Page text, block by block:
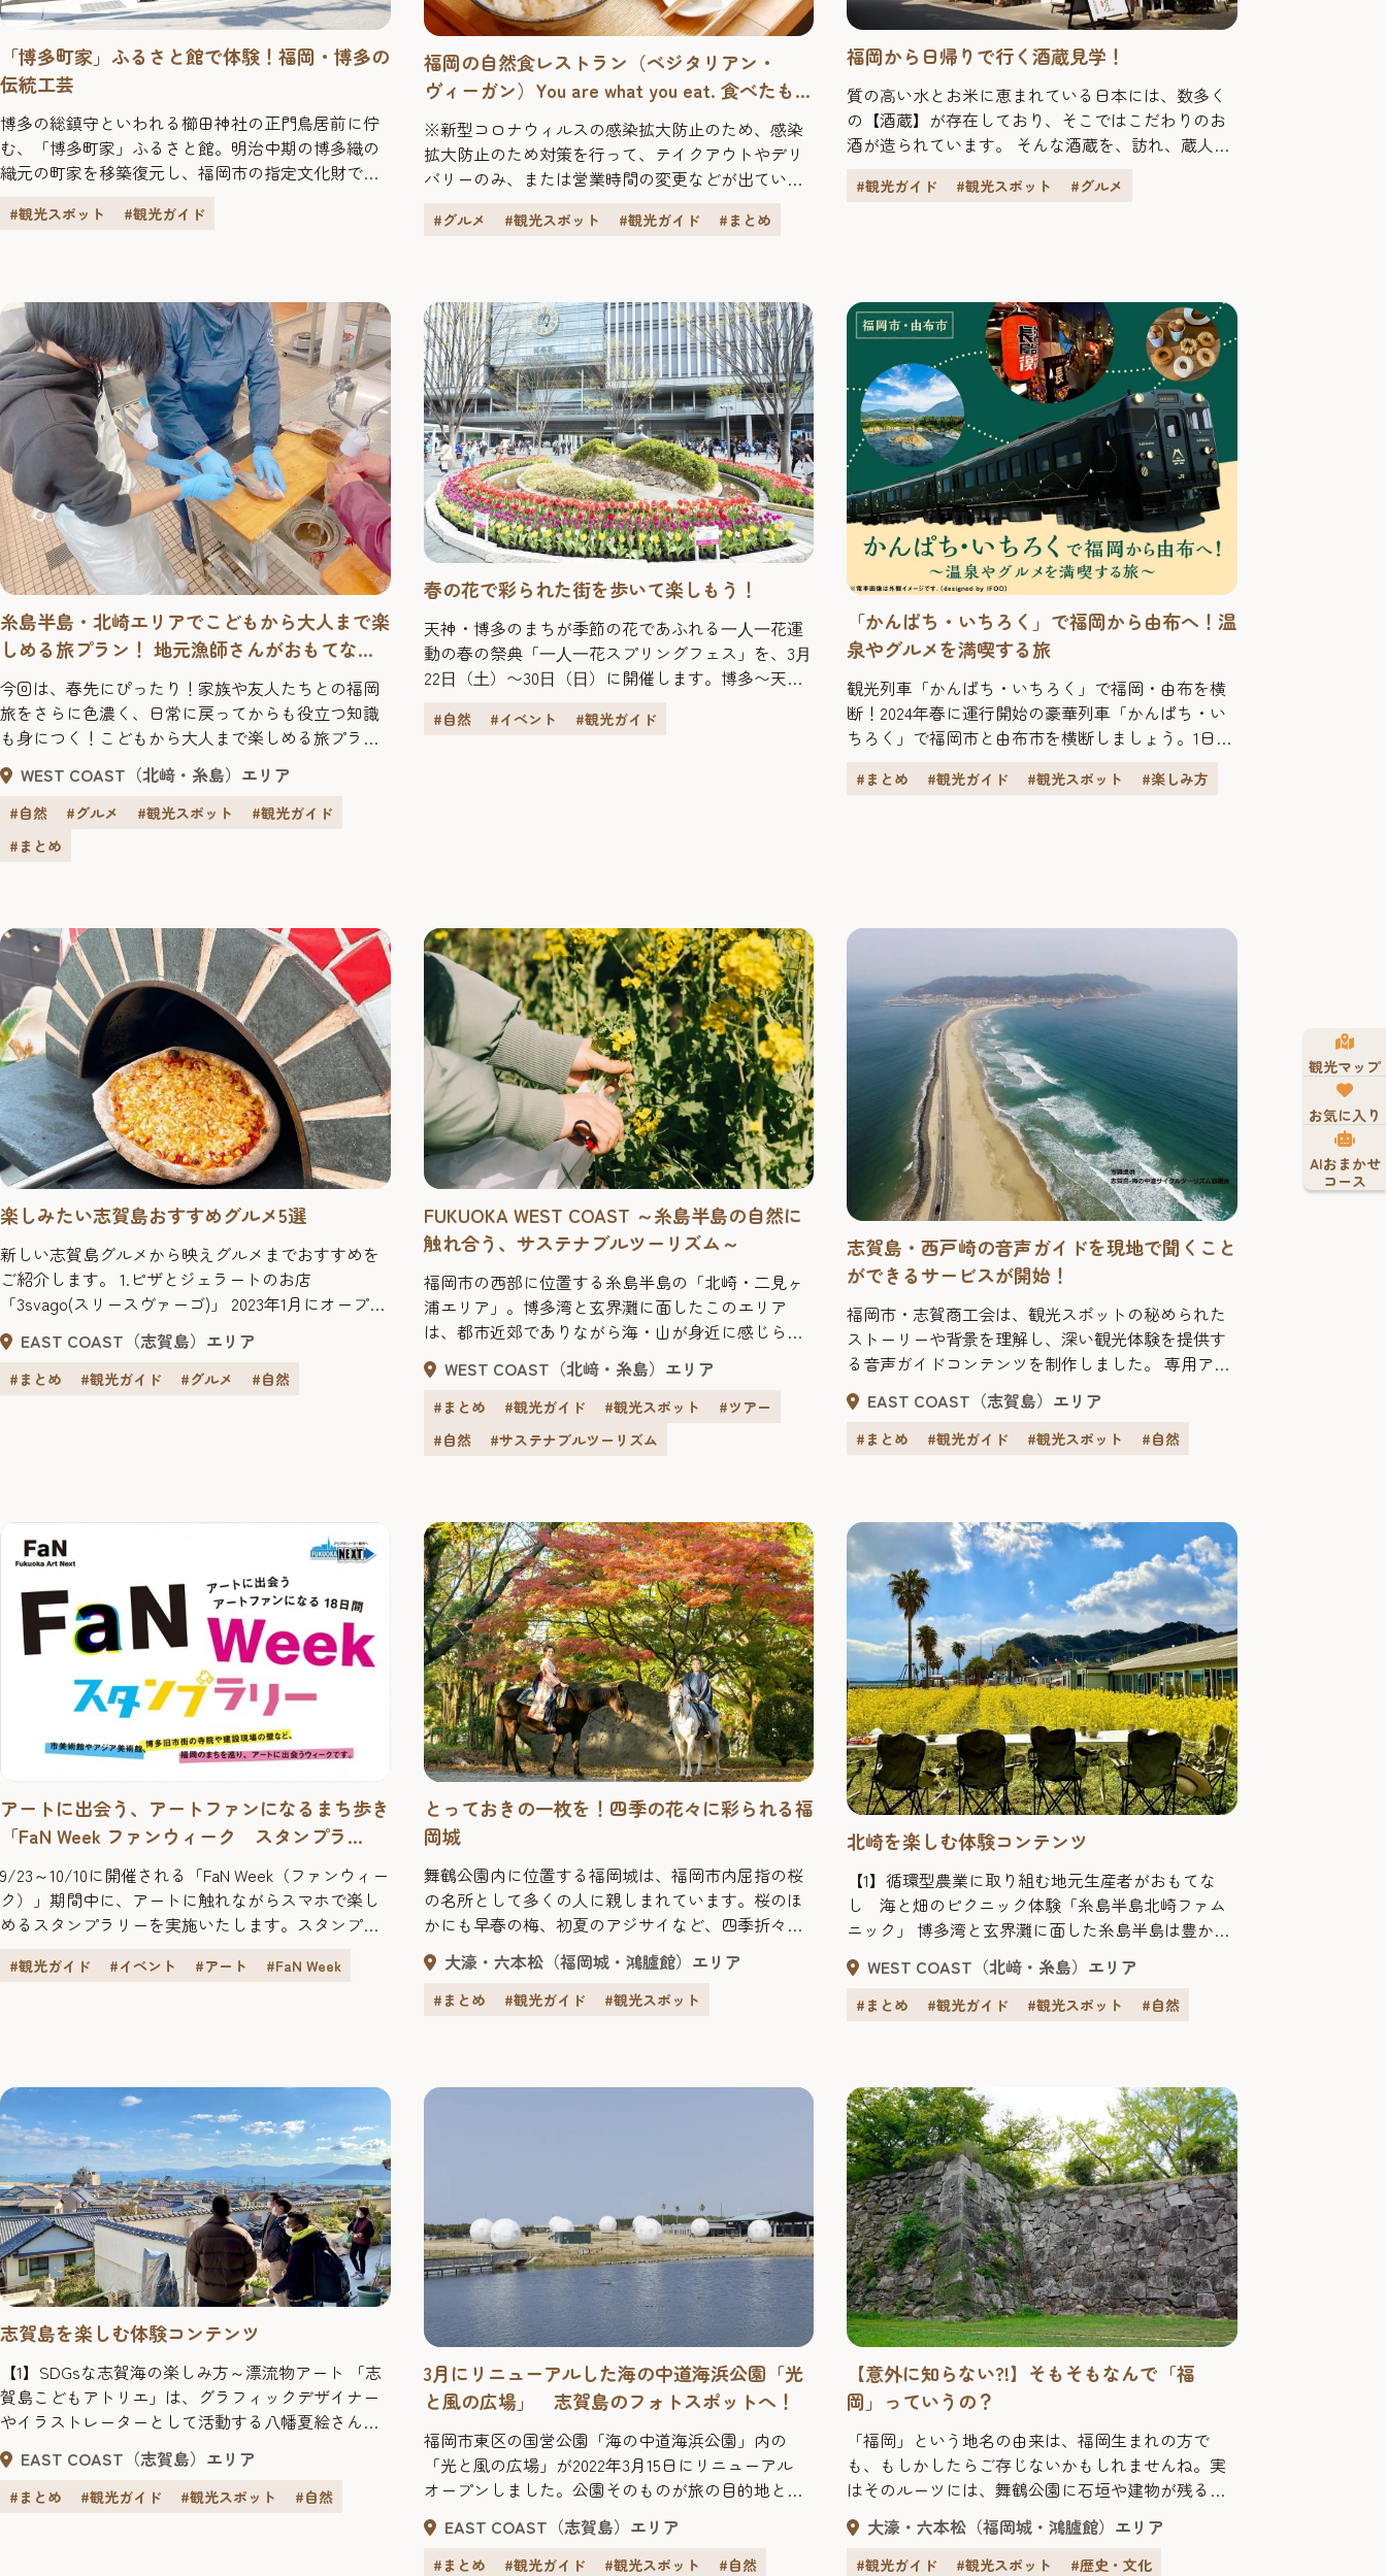
「博多町家」ふるさと館で体験！福岡・博多の
伝統工芸
博多の総鎮守といわれる櫛田神社の正門鳥居前に佇
む、「博多町家」ふるさと館。明治中期の博多織の
織元の町家を移築復元し、福岡市の指定文化財であ
岡・博多を代表するお祭りの博多
行われている「展示棟」の３棟で構成されていま
す。博多の伝統工芸を目で見て...
#観光スポット #観光ガイド
福岡の自然食レストラン（ベジタリアン・
ヴィーガン）You are what you eat. 食べたもの
があなたを創る。
※新型コロナウィルスの感染拡大防止のため、感染
拡大防止のため対策を行って、テイクアウトやデリ
バリーのみ、または営業時間の変更などが出ている
い。また、来店の際にマスクの着用、手指の消毒、
#グルメ #観光スポット #観光ガイド #まとめ
福岡から日帰りで行く酒蔵見学！
質の高い水とお米に恵まれている日本には、数多く
の【酒蔵】が存在しており、そこではこだわりのお
酒が造られています。 そんな酒蔵を、訪れ、蔵人と
地元の人や文化にも触れ、郷土料理を味わう。近
#観光ガイド #観光スポット #グルメ
糸島半島・北崎エリアでこどもから大人まで楽
しめる旅プラン！ 地元漁師さんがおもてな
し 日常でも活かせる漁師のお仕事体験！
今回は、春先にぴったり！家族や友人たちとの福岡
旅をさらに色濃く、日常に戻ってからも役立つ知識
も身につく！こどもから大人まで楽しめる旅プラン
をご提案します。福岡市街から車で片道1時間程度の
糸島半島にある西区二見ヶ浦。自然や食、利便性も
よく魅力的で人気のエリアです。今回はその中でも
風情ある西浦漁港で、地元の方と触れ合える貴重な
体験です。
WEST COAST（北﨑・糸島）エリア
#自然 #グルメ #観光スポット
#観光ガイド
#まとめ
春の花で彩られた街を歩いて楽しもう！
天神・博多のまちが季節の花であふれる⼀⼈⼀花運
動の春の祭典「⼀⼈⼀花スプリングフェス」を、3⽉
22⽇（⼟）〜30⽇（⽇）に開催します。博多〜天
⼩学校や地域、企業、ボランティア団体のみなさん
#自然 #イベント #観光ガイド
「かんぱち・いちろく」で福岡から由布へ！温
泉やグルメを満喫する旅
観光列車「かんぱち・いちろく」で福岡・由布を横
断！2024年春に運行開始の豪華列車「かんぱち・い
ちろく」で福岡市と由布市を横断しましょう。1日目
屋台グルメで締めくくり。2日目は「かんぱち・いち
#まとめ #観光ガイド #観光スポット #楽しみ方
楽しみたい志賀島おすすめグルメ5選
新しい志賀島グルメから映えグルメまでおすすめを
ご紹介します。 1.ピザとジェラートのお店
「3svago(スリースヴァーゴ)」 2023年1月にオープン
した土日限定営業のピザとジェラートのお店。店先
にあるドーム型のピザ窯で焼き上げたアツアツのピ
ザは絶品！季節の食材を使った自家製ジェラートは
EAST COAST（志賀島）エリア
#まとめ #観光ガイド #グルメ #自然
FUKUOKA WEST COAST ～糸島半島の自然に
触れ合う、サステナブルツーリズム～
福岡市の西部に位置する糸島半島の「北崎・二見ヶ
浦エリア」。博多湾と玄界灘に面したこのエリア
は、都市近郊でありながら海・山が身近に感じられ
る自然豊かなスポットで、カップルや2人旅には欠か
せない福岡の人気観光地です。 今回は自然の魅力溢
れる「北崎・二見ヶ浦エリア」で自然を堪能しなが
ら、街中の喧噪を忘れてゆったり過ごすことができ
るおすすめスポットを紹介します。 9:38 博多駅バ
WEST COAST（北﨑・糸島）エリア
#まとめ #観光ガイド #観光スポット
#ツアー
#自然
#サステナブルツーリズム
志賀島・西戸崎の音声ガイドを現地で聞くこと
ができるサービスが開始！
福岡市・志賀商工会は、観光スポットの秘められた
ストーリーや背景を理解し、深い観光体験を提供す
る音声ガイドコンテンツを制作しました。 専用アプ
リをダウンロードして、エリア内の観光スポット等
を巡ると、博多湾などの風景を眺めながら博物館に
いるように、お手持ちのスマホでスポットの解説や
EAST COAST（志賀島）エリア
#まとめ #観光ガイド #観光スポット #自然
アートに出会う、アートファンになるまち歩き
「FaN Week ファンウィーク スタンプラ
リー」開催！
9/23～10/10に開催される「FaN Week（ファンウィー
ク）」期間中に、アートに触れながらスマホで楽し
めるスタンプラリーを実施いたします。スタンプ獲
ふれるカフェ、レストラン、ホテルなどの28か所。
#観光ガイド #イベント #アート #FaN Week
とっておきの一枚を！四季の花々に彩られる福
岡城
舞鶴公園内に位置する福岡城は、福岡市内屈指の桜
の名所として多くの人に親しまれています。桜のほ
かにも早春の梅、初夏のアジサイなど、四季折々の
草木花々を城内の各所で楽しむことができます。季
節ごとに異なる表情を見せる福岡城の姿を肌で感じ
ながら散策しませんか。 普段着もいいですが、おす
大濠・六本松（福岡城・鴻臚館）エリア
#まとめ #観光ガイド #観光スポット
北崎を楽しむ体験コンテンツ
【1】循環型農業に取り組む地元生産者がおもてな
し 海と畑のピクニック体験「糸島半島北崎ファム
ニック」 博多湾と玄界灘に面した糸島半島は豊かな
自然や食材の宝庫。都市近郊にありながら農業や漁
業が盛んに行われています。このコースでは、田畑
を荒廃させずに地域の暮らしを存続させたいという
WEST COAST（北﨑・糸島）エリア
#まとめ #観光ガイド #観光スポット #自然
志賀島を楽しむ体験コンテンツ
【1】SDGsな志賀海の楽しみ方～漂流物アート 「志
賀島こどもアトリエ」は、グラフィックデザイナー
やイラストレーターとして活動する八幡夏絵さんが
主宰する、描く・つくるを楽しめる教室です。本物
の画材を使い、子ども一人ひとりの個性に寄り添っ
て、想像力を伸ばすサポートを行っています。
EAST COAST（志賀島）エリア
#まとめ #観光ガイド #観光スポット #自然
3月にリニューアルした海の中道海浜公園「光
と風の広場」 志賀島のフォトスポットへ！
福岡市東区の国営公園「海の中道海浜公園」内の
「光と風の広場」が2022年3月15日にリニューアル
オープンしました。公園そのものが旅の目的地とな
る「パーク・ツーリズム」をテーマに、スタイリッ
シュな宿泊施設や巨大アスレチックタワーが登場し
たほか、マリンスポーツや乗馬など公園の自然を満
EAST COAST（志賀島）エリア
#まとめ #観光ガイド #観光スポット #自然
【意外に知らない?!】そもそもなんで「福
岡」っていうの？
「福岡」という地名の由来は、福岡生まれの方で
も、もしかしたらご存じないかもしれませんね。実
はそのルーツには、舞鶴公園に石垣や建物が残る福
岡城の歴史が密接にかかわっています。この記事で
は、福岡城の歴史から「福岡」の地名の由来に迫り
ます。歴史に想いを馳せれば、福岡がもっと好きに
大濠・六本松（福岡城・鴻臚館）エリア
#観光ガイド #観光スポット #歴史・文化
観光マップ
お気に入り
AIおまかせ
コース